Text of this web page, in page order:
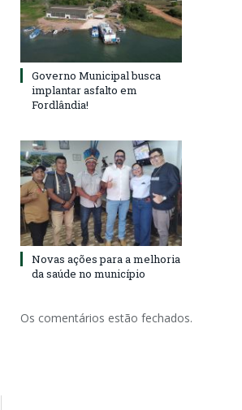
Governo Municipal busca
implantar asfalto em
Fordlândia!
Novas ações para a melhoria
da saúde no município
Os comentários estão fechados.